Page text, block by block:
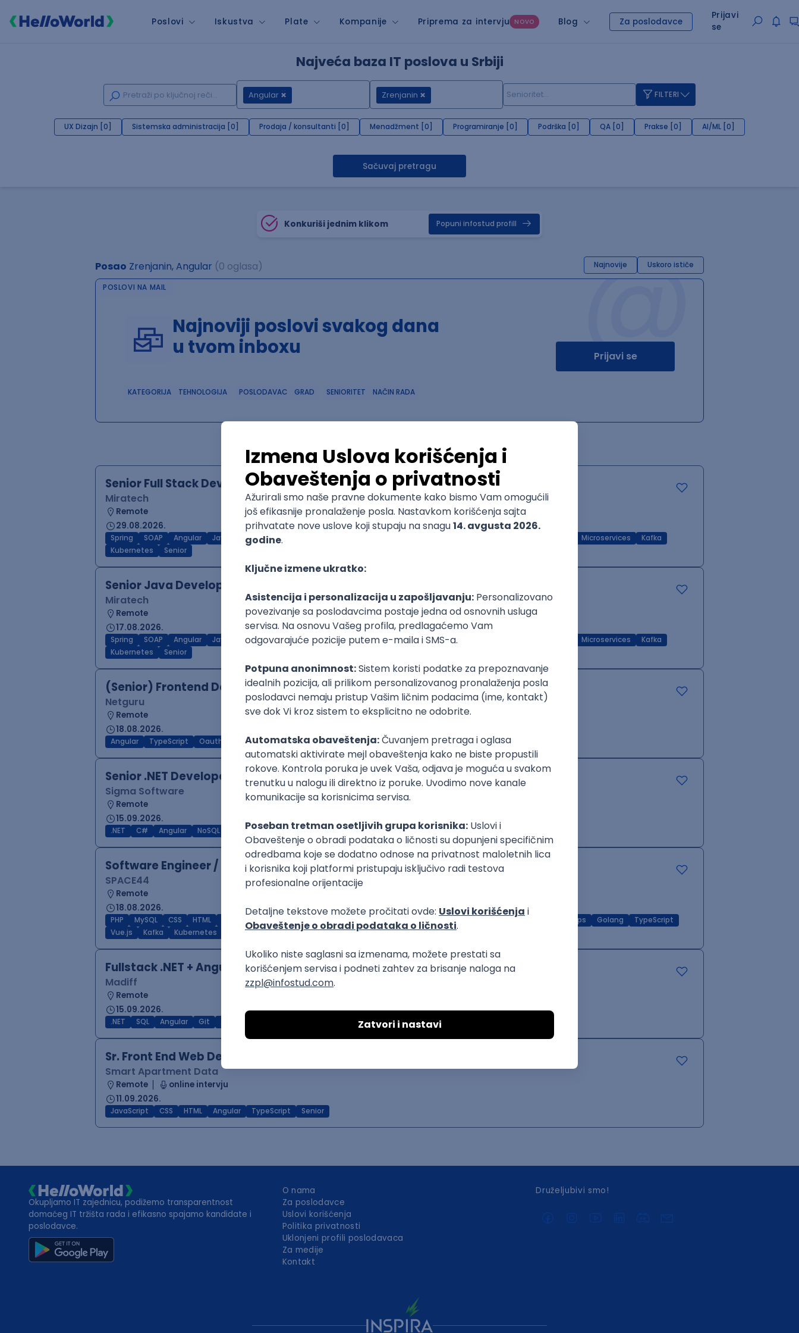
Poslovi Iskustva Plate Kompanije Priprema za intervju NOVO Blog Za poslodavce
Prijavi
se
Najveća baza IT poslova u Srbiji
Angular Zrenjanin FILTERI
UX Dizajn [0] Sistemska administracija [0] Prodaja / konsultanti [0] Menadžment [0] Programiranje [0] Podrška [0] QA [0] Prakse [0] AI/ML [0]
Sačuvaj pretragu
Konkuriši jednim klikom Popuni infostud profill
Posao Zrenjanin, Angular (0 oglasa) Najnovije Uskoro ističe
@
POSLOVI NA MAIL
Najnoviji poslovi svakog dana
u tvom inboxu
Prijavi se
KATEGORIJA TEHNOLOGIJA POSLODAVAC GRAD SENIORITET NAČIN RADA
Pogledaj slične oglase ili izmeni kriterijume pretrage
OGLASI PO KRITERIJUMU Angular
Senior Full Stack Developer (Java, Angular)
Miratech
Remote
29.08.2026.
Spring SOAP Angular Java Maven Hibernate Microservices
Kafka
Kubernetes
Senior
Senior Java Developer
Miratech
Remote
17.08.2026.
Spring SOAP Angular Java Maven Hibernate Docker PostgreSQL Jira DevOps Microservices
Kafka
Kubernetes
Senior
(Senior) Frontend Developer - Angular
Netguru
Remote
18.08.2026.
Angular TypeScript Oauth Webpack Senior
Senior .NET Developer
Sigma Software
Remote
15.09.2026.
.NET C# Angular NoSQL AWS DevOps OOP Cloud Kubernetes .NET Core Senior
Software Engineer / Developer
SPACE44
Remote
18.08.2026.
PHP MySQL CSS HTML Angular Java Python AWS SQL Server Docker DevOps Golang
TypeScript
Vue.js
Kafka Kubernetes Senior
Fullstack .NET + Angular Developer
Madiff
Remote
15.09.2026.
.NET SQL Angular Git Agile Senior
Sr. Front End Web Developer
Smart Apartment Data
Remote
online intervju
11.09.2026.
JavaScript CSS HTML Angular TypeScript Senior
Okupljamo IT zajednicu, podižemo transparentnost
domaćeg IT tržišta rada i efikasno spajamo kandidate i
poslodavce.
O nama
Za poslodavce
Uslovi korišćenja
Politika privatnosti
Uklonjeni profili poslodavaca
Za medije
Kontakt
Druželjubivi smo!